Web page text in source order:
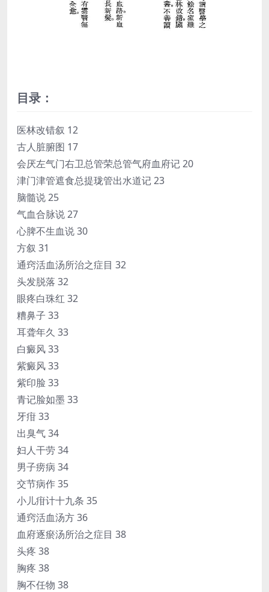
目录：
医林改错叙 12
古人脏腑图 17
会厌左气门右卫总管荣总管气府血府记 20
津门津管遮食总提珑管出水道记 23
脑髓说 25
气血合脉说 27
心脾不生血说 30
方叙 31
通窍活血汤所治之症目 32
头发脱落 32
眼疼白珠红 32
糟鼻子 33
耳聋年久 33
白癜风 33
紫癜风 33
紫印脸 33
青记脸如墨 33
牙疳 33
出臭气 34
妇人干劳 34
男子痨病 34
交节病作 35
小儿疳计十九条 35
通窍活血汤方 36
血府逐瘀汤所治之症目 38
头疼 38
胸疼 38
胸不任物 38